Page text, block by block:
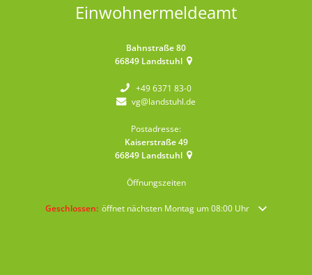
Einwohnermeldeamt
Bahnstraße 80
66849 Landstuhl
+49 6371 83-0
vg@landstuhl.de
Postadresse:
Kaiserstraße 49
66849 Landstuhl
Öffnungszeiten
Klicken, um weitere Öffnungs- oder Schließzeiten auszublenden
Geschlossen: öffnet nächsten Montag um 08:00 Uhr